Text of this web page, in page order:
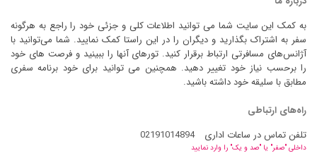
به کمک این سایت شما می توانید اطلاعات کلی و جزئی خود را راجع به هرگونه
سفر به اشتراک بگذارید و دیگران را در این راستا کمک نمایید. شما می‌توانید با
آژانس‌های مسافرتی ارتباط برقرار کنید. تورهای آنها را ببینید و فرصت های خود
را برحسب نیاز خود تغییر دهید. همچنین می توانید برای خود برنامه سفری
مطابق با سلیقه خود داشته باشید.
راه‌های ارتباطی
تلفن تماس در ساعات اداری
02191014894
داخلی "صفر" یا "صد و یک" را وارد نمایید